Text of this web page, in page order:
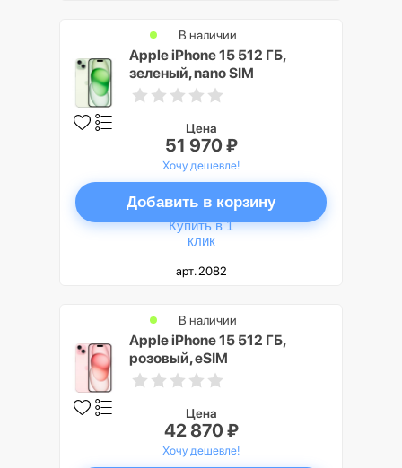
Apple iPhone 15 512 ГБ,
зеленый, nano SIM
В наличии
Цена
51 970 ₽
Хочу дешевле!
Добавить в корзину
Купить в 1
клик
арт. 2082
Apple iPhone 15 512 ГБ,
розовый, eSIM
В наличии
Цена
42 870 ₽
Хочу дешевле!